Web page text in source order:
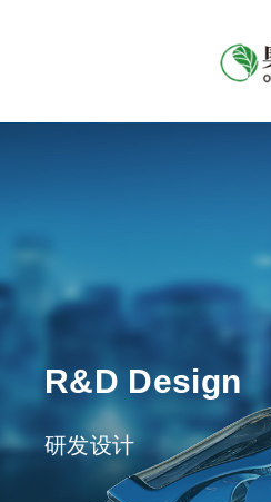
R&D Design
研发设计